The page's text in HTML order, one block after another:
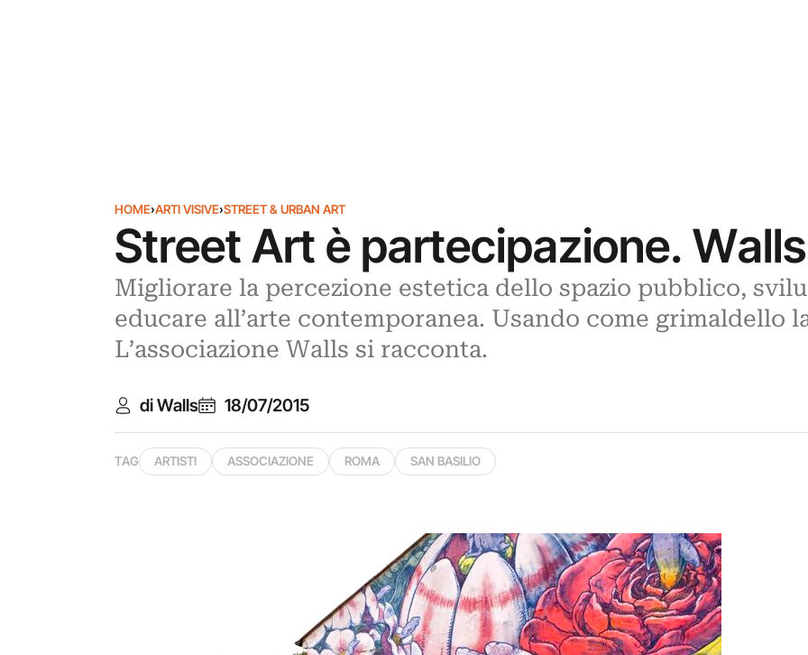
HOME›ARTI VISIVE›STREET & URBAN ART
Street Art è partecipazione.
Migliorare la percezione estetica dello spazio pubblico,
educare all’arte contemporanea. Usando come grimaldello
L’associazione Walls si racconta.
di Walls 18/07/2015
TAG ARTISTI ASSOCIAZIONE ROMA SAN BASILIO